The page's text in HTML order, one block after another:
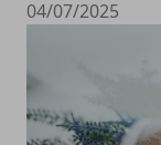
04/07/2025